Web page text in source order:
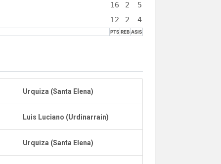
16 2 5
12 2 4
PTS REB ASIS
Urquiza (Santa Elena)
Luis Luciano (Urdinarrain)
Urquiza (Santa Elena)